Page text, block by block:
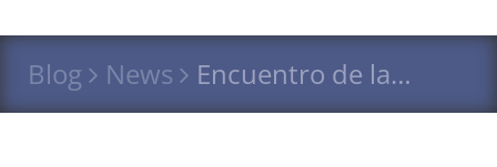
Blog News Encuentro de la…